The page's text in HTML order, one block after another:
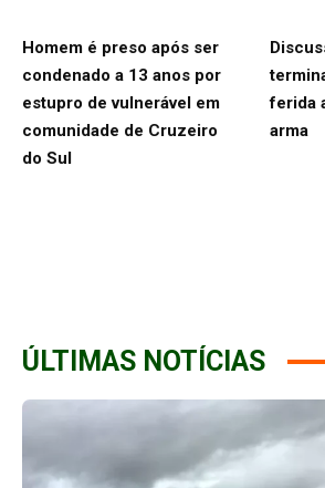
Homem é preso após ser
condenado a 13 anos por
estupro de vulnerável em
comunidade de Cruzeiro
do Sul
ferida
arma
ÚLTIMAS NOTÍCIAS